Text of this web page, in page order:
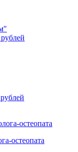
остеопата